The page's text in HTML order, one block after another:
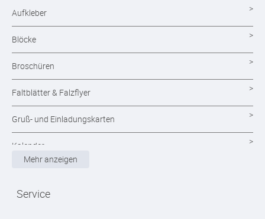
Aufkleber
Blöcke
Broschüren
Faltblätter & Falzflyer
Gruß- und Einladungskarten
Kalender
Mappen drucken
Mehr anzeigen
Service